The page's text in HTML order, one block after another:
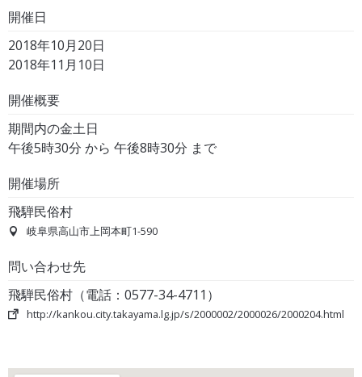
開催日
2018年10月20日
2018年11月10日
開催概要
期間内の金土日
午後5時30分 から 午後8時30分 まで
開催場所
飛騨民俗村
岐阜県高山市上岡本町1-590
問い合わせ先
飛騨民俗村（電話：0577-34-4711）
http://kankou.city.takayama.lg.jp/s/2000002/2000026/2000204.html